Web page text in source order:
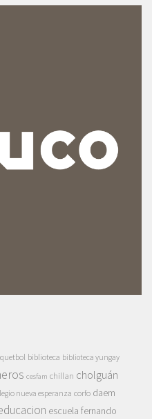
biblioteca biblioteca yungay
cesfam chillan cholguán
nueva esperanza corfo daem
escuela fernando